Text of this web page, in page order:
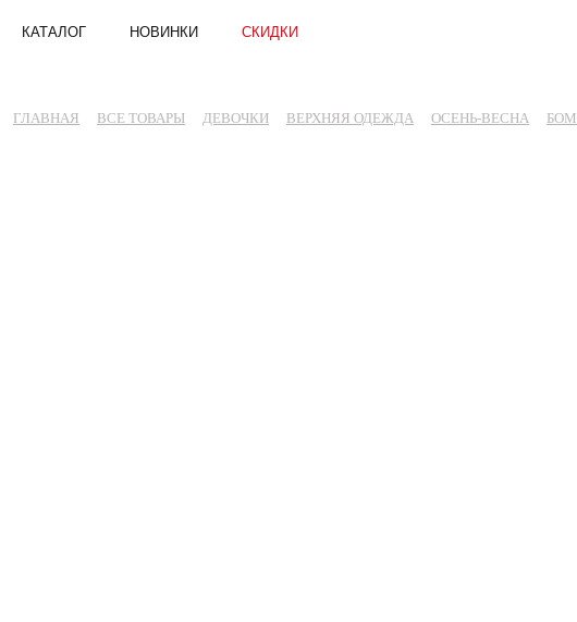
КАТАЛОГ НОВИНКИ СКИДКИ
ГЛАВНАЯ ВСЕ ТОВАРЫ ДЕВОЧКИ ВЕРХНЯЯ ОДЕЖДА ОСЕНЬ-ВЕСНА